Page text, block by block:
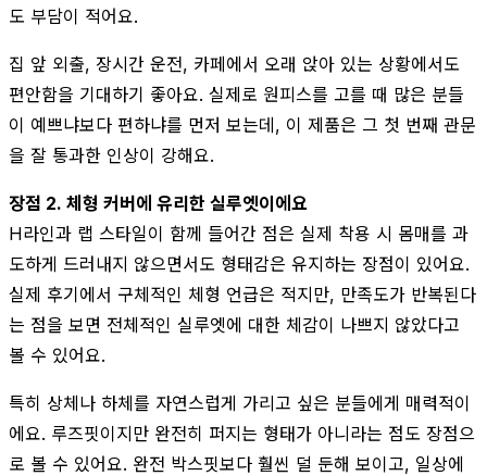
도 부담이 적어요.
집 앞 외출, 장시간 운전, 카페에서 오래 앉아 있는 상황에서도
편안함을 기대하기 좋아요. 실제로 원피스를 고를 때 많은 분들
이 예쁘냐보다 편하냐를 먼저 보는데, 이 제품은 그 첫 번째 관문
을 잘 통과한 인상이 강해요.
장점 2. 체형 커버에 유리한 실루엣이에요
H라인과 랩 스타일이 함께 들어간 점은 실제 착용 시 몸매를 과
도하게 드러내지 않으면서도 형태감은 유지하는 장점이 있어요.
실제 후기에서 구체적인 체형 언급은 적지만, 만족도가 반복된다
는 점을 보면 전체적인 실루엣에 대한 체감이 나쁘지 않았다고
볼 수 있어요.
특히 상체나 하체를 자연스럽게 가리고 싶은 분들에게 매력적이
에요. 루즈핏이지만 완전히 퍼지는 형태가 아니라는 점도 장점으
로 볼 수 있어요. 완전 박스핏보다 훨씬 덜 둔해 보이고, 일상에